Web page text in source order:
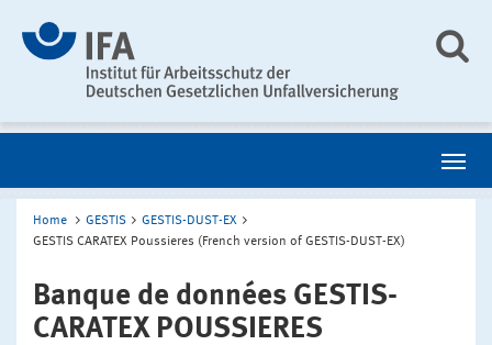
Home GESTIS
GESTIS-DUST-EX
GESTIS CARATEX Poussieres (French version of GESTIS-DUST-EX)
Banque de données GESTIS-
CARATEX POUSSIERES